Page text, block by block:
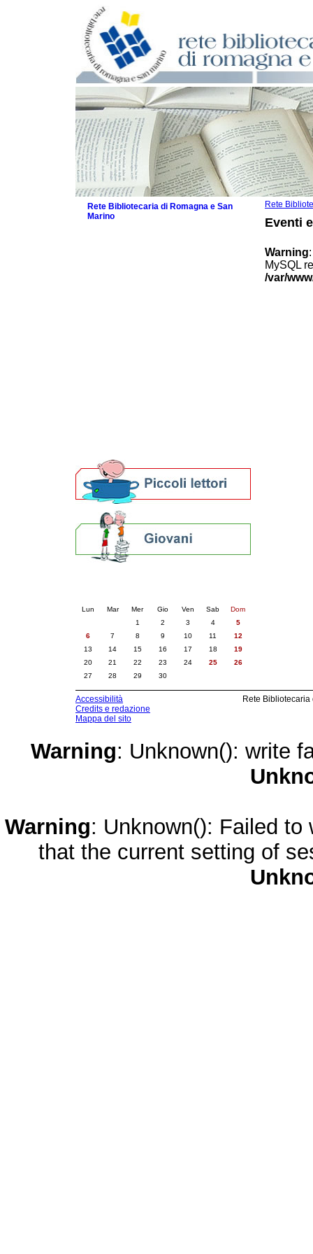
Rete
Eventi
Warning
MySQL
/var/
Rete Bibliotecaria di Romagna e San
Marino
Lun Mar Mer Gio Ven Sab
Dom
1
2 3 4
5
6
7 8 9 10 11
12
13
14 15 16 17 18
19
20
21 22 23 24 25
26
27
28 29 30
Accessibilità
Credits e redazione
Mappa del sito
Rete
Warning: Unknown(): write
Warning: Unknown(): Failed
that the current setting of